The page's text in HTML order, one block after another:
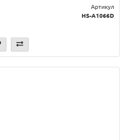
Артикул
HS-A1066D